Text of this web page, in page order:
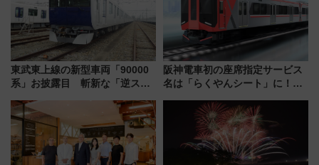
東武東上線の新型車両「90000
系」お披露目 斬新な「逆スラ
放的な車内空間に注目、デビュ
ーは9月
阪神電車初の座席指定サービス
名は「らくやんシート」に！新
を快適移動